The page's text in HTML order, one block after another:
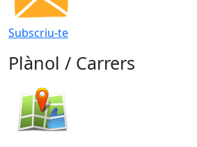
Subscriu-te
Plànol / Carrers